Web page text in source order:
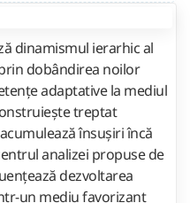
dinamismul ierarhic al
dobândirea noilor
adaptative la mediul
treptat
însușiri încă
analizei propuse de
dezvoltarea
un mediu favorizant